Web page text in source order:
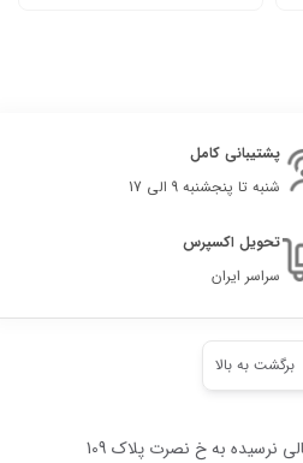
پشتیبانی کامل
شنبه تا پنجشنبه 9 الی 17
تحویل اکسپرس
سراسر ایران
برگشت به بالا
نرسیده به خ نصرت پلاک 109